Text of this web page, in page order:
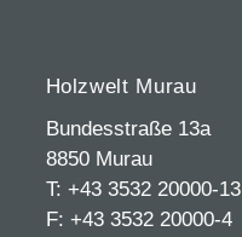
Holzwelt Murau
Bundesstraße 13a
8850 Murau
T: +43 3532 20000-13
F: +43 3532 20000-4